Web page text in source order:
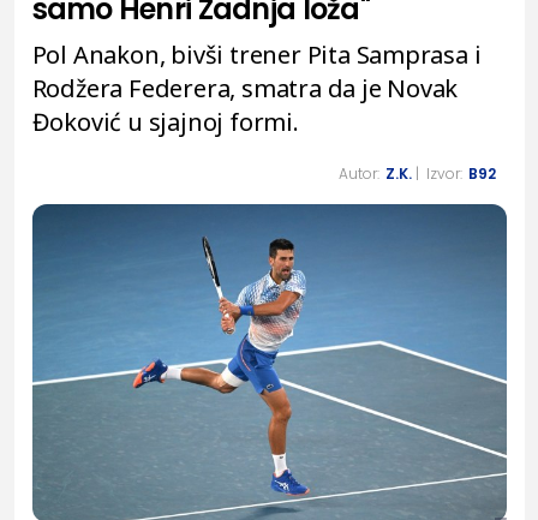
samo Henri Zadnja loža"
Pol Anakon, bivši trener Pita Samprasa i
Rodžera Federera, smatra da je Novak
Đoković u sjajnoj formi.
Autor: Z.K.| Izvor: B92